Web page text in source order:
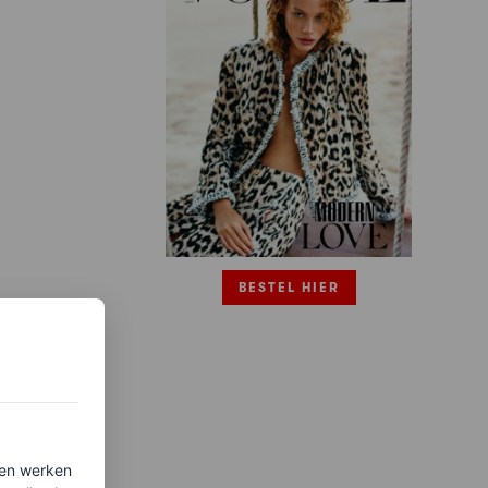
BESTEL HIER
werken